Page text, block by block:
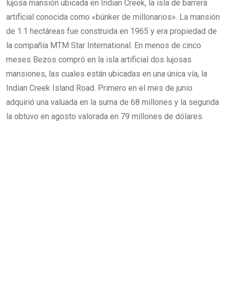
lujosa mansión ubicada en Indian Creek, la isla de barrera
artificial conocida como «búnker de millonarios». La mansión
de 1.1 hectáreas fue construida en 1965 y era propiedad de
la compañía MTM Star International. En menos de cinco
meses Bezos compró en la isla artificial dos lujosas
mansiones, las cuales están ubicadas en una única vía, la
Indian Creek Island Road. Primero en el mes de junio
adquirió una valuada en la suma de 68 millones y la segunda
la obtuvo en agosto valorada en 79 millones de dólares.